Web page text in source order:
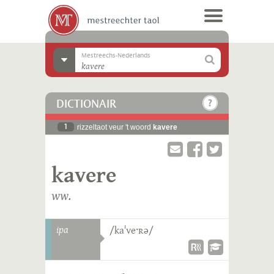
Mestreechs-Nederlands
DICTIONAIR
1 rizzeltaot veur 't woord kavere
kavere
ww.
ipa /kaˈveˑʀə/